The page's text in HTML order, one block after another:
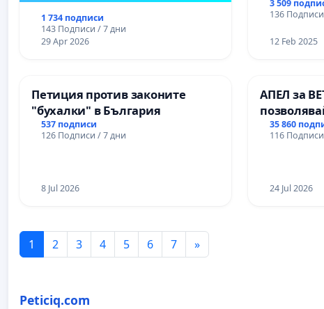
1 734 подписи
143 Подписи / 7 дни
29 Apr 2026
3 509
136
12 Feb 2025
Петиция против законите
"бухалки" в България
537 подписи
126 Подписи / 7 дни
8 Jul 2026
АПЕЛ за
Радев да
правата
35 860
116
24 Jul 2026
1 2 3 4 5 6 7 »
Peticiq.com